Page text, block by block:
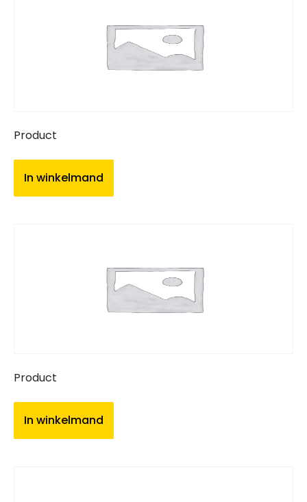
Product
In winkelmand
Product
In winkelmand